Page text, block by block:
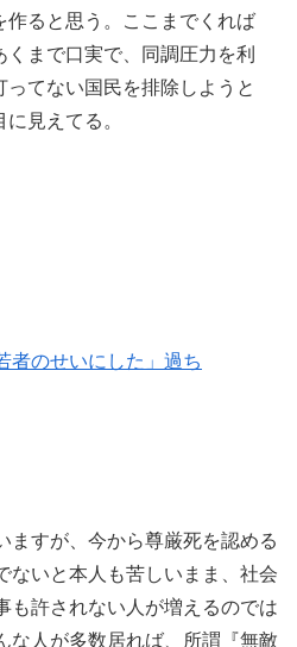
作ると思う。ここまでくれば
まで口実で、同調圧力を利
ってない国民を排除しようと
見えてる。
のせいにした」過ち
ますが、今から尊厳死を認める
ないと本人も苦しいまま、社会
も許されない人が増えるのでは
な人が多数居れば、所謂『無敵